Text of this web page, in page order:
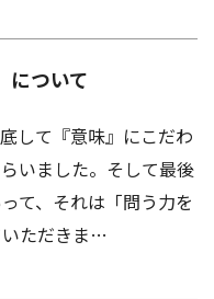
について
して『意味』にこだわ
いました。そして最後
て、それは「問う力を
ただきま…